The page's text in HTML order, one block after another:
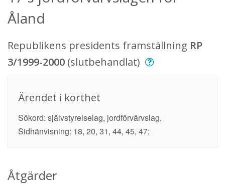
Åland
Republikens presidents framställning RP
3/1999-2000 (slutbehandlat)
Ärendet i korthet
Sökord: självstyrelselag, jordförvärvslag,
Sidhänvisning: 18, 20, 31, 44, 45, 47;
Åtgärder